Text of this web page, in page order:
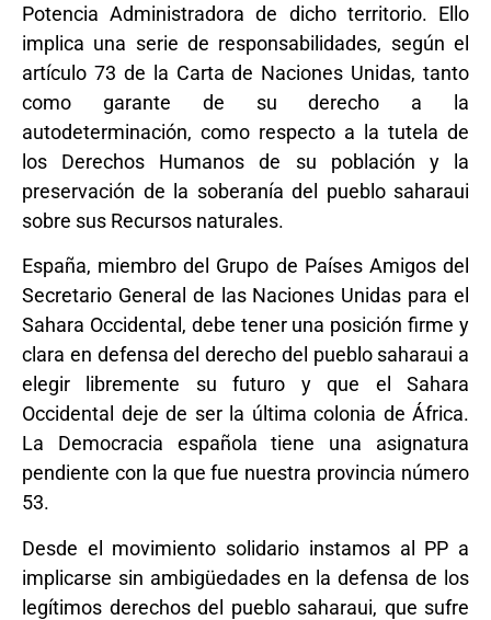
Potencia Administradora de dicho territorio. Ello
implica una serie de responsabilidades, según el
artículo 73 de la Carta de Naciones Unidas, tanto
como garante de su derecho a la
autodeterminación, como respecto a la tutela de
los Derechos Humanos de su población y la
preservación de la soberanía del pueblo saharaui
sobre sus Recursos naturales.
España, miembro del Grupo de Países Amigos del
Secretario General de las Naciones Unidas para el
Sahara Occidental, debe tener una posición firme y
clara en defensa del derecho del pueblo saharaui a
elegir libremente su futuro y que el Sahara
Occidental deje de ser la última colonia de África.
La Democracia española tiene una asignatura
pendiente con la que fue nuestra provincia número
53.
Desde el movimiento solidario instamos al PP a
implicarse sin ambigüedades en la defensa de los
legítimos derechos del pueblo saharaui, que sufre